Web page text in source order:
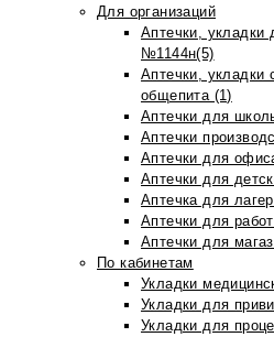
Для организаций
Аптечки, укладки
№1144н(5)
Аптечки, укладки
общепита (1)
Аптечки для
Аптечки
Аптечки для
Аптечки для
Аптечка для
Аптечки для
Аптечки для
По кабинетам
Укладки
Укладки для
Укладки для